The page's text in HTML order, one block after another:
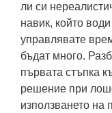
ли си
навик, който
управлявате
бъдат много.
първата стъпка
решение при
използването на